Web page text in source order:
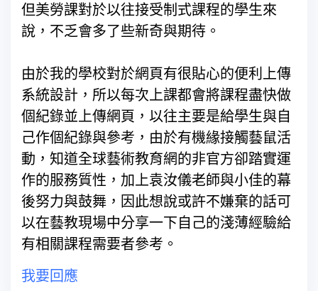
但美勞課對於以往接受制式課程的學生來
說，不乏會多了些新奇與期待。
由於我的學校對於網頁有很貼心的便利上傳
系統設計，所以每次上課都會將課程盡快做
個紀錄並上傳網頁，以往主要是給學生與自
己作個紀錄與參考，由於有機緣接觸藝鼠活
動，知道全球藝術教育網的非官方卻踏實運
作的服務質性，加上袁汝儀老師與小佳的幕
後努力與鼓舞，因此想說或許不嫌棄的話可
以在藝教現場中分享一下自己的淺薄經驗給
有相關課程需要者參考。
我要回應